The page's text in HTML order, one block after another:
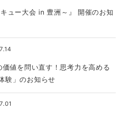
ュー大会 in 豊洲～』 開催のお知
値を問い直す！思考力を高める
験」のお知らせ